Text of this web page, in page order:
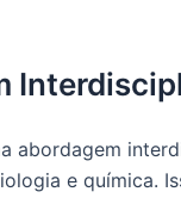
abordagem
e química.